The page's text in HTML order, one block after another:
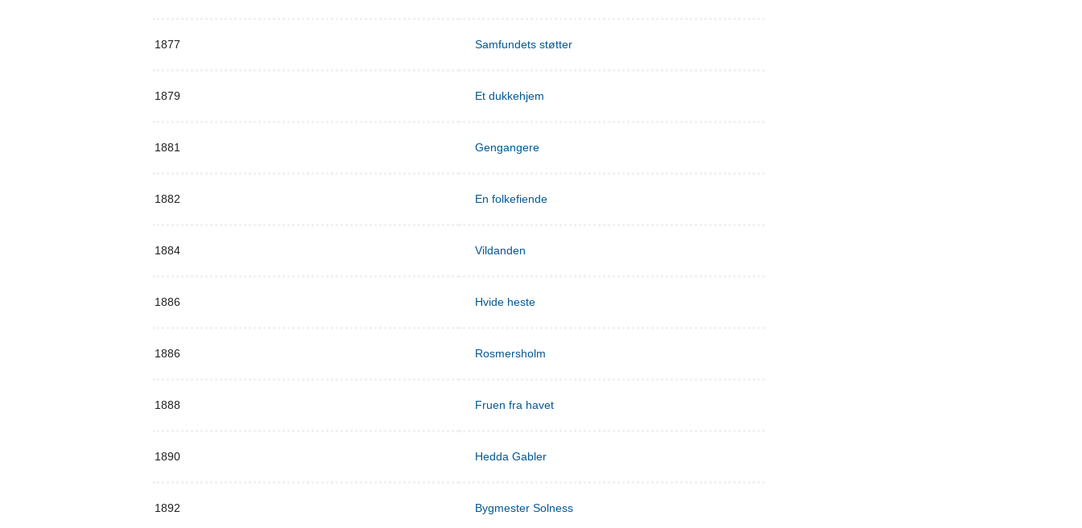
1877 Samfundets støtter
1879 Et dukkehjem
1881 Gengangere
1882 En folkefiende
1884 Vildanden
1886 Hvide heste
1886 Rosmersholm
1888 Fruen fra havet
1890 Hedda Gabler
1892 Bygmester Solness